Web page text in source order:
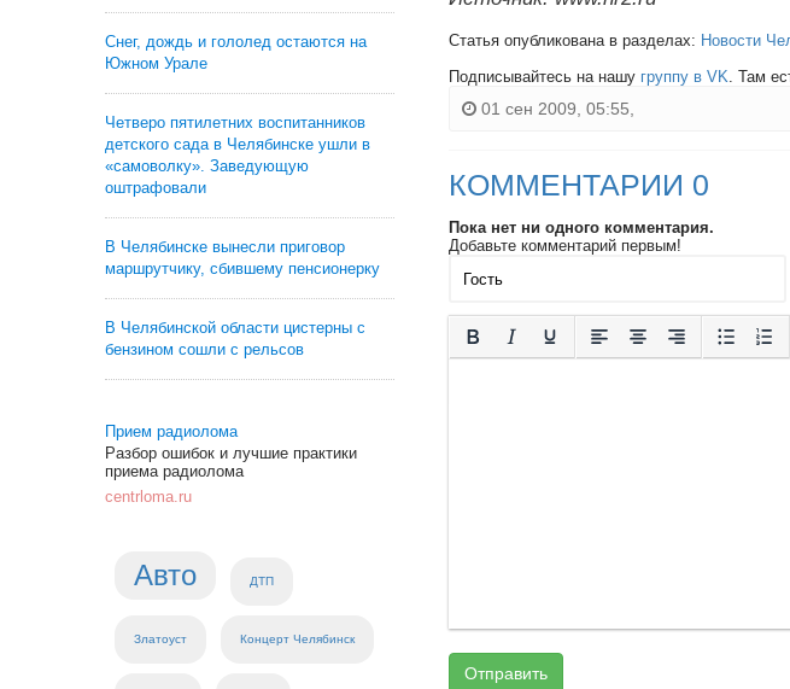
Снег, дождь и гололед остаются на
Южном Урале
Четверо пятилетних воспитанников
детского сада в Челябинске ушли в
«самоволку». Заведующую
оштрафовали
В Челябинске вынесли приговор
маршрутчику, сбившему пенсионерку
В Челябинской области цистерны с
бензином сошли с рельсов
Прием радиолома
Разбор ошибок и лучшие практики
приема радиолома
centrloma.ru
Авто ДТП
Златоуст Концерт Челябинск
Статья опубликована в разделах: Новости
Подписывайтесь на нашу группу в VK. Там
01 сен 2009, 05:55,
КОММЕНТАРИИ 0
Пока нет ни одного комментария.
Добавьте комментарий первым!
Отправить